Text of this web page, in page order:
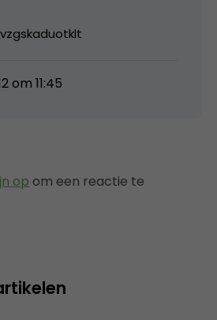
om 11:45
op om een reactie te